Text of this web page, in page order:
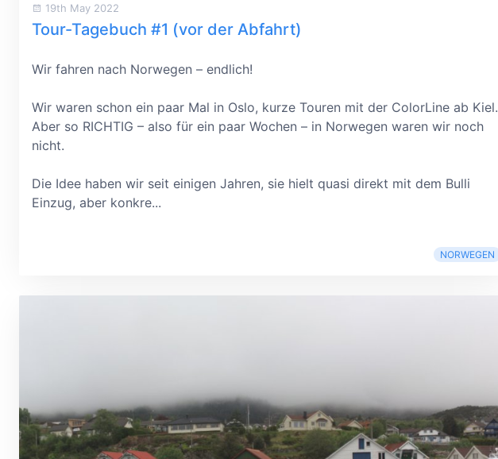
19th May 2022
Tour-Tagebuch #1 (vor der Abfahrt)
Wir fahren nach Norwegen – endlich!
Wir waren schon ein paar Mal in Oslo, kurze Touren mit der ColorLine ab Kiel.
Aber so RICHTIG – also für ein paar Wochen – in Norwegen waren wir noch
nicht.
Die Idee haben wir seit einigen Jahren, sie hielt quasi direkt mit dem Bulli
Einzug, aber konkre...
NORWEGEN